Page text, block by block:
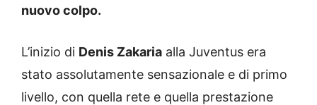
nuovo colpo.
L’inizio di Denis Zakaria alla Juventus era
stato assolutamente sensazionale e di primo
livello, con quella rete e quella prestazione